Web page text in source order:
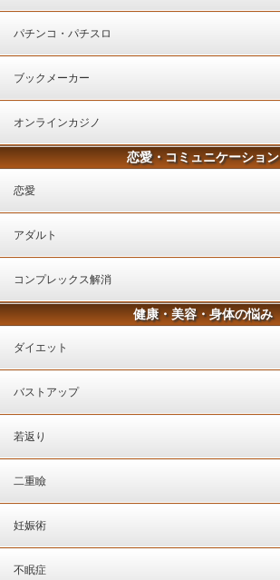
パチンコ・パチスロ
ブックメーカー
オンラインカジノ
恋愛・コミュニケーション
恋愛
アダルト
コンプレックス解消
健康・美容・身体の悩み
ダイエット
バストアップ
若返り
二重瞼
妊娠術
不眠症